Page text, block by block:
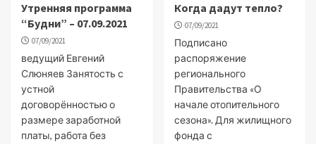
Утренняя программа
“Будни” – 07.09.2021
07/09/2021
ведущий Евгений
Слюняев Занятость с
устной
договорённостью о
размере заработной
платы, работа без
Когда дадут тепло?
07/09/2021
Подписано
распоряжение
регионального
Правительства «О
начале отопительного
сезона». Для жилищного
фонда с